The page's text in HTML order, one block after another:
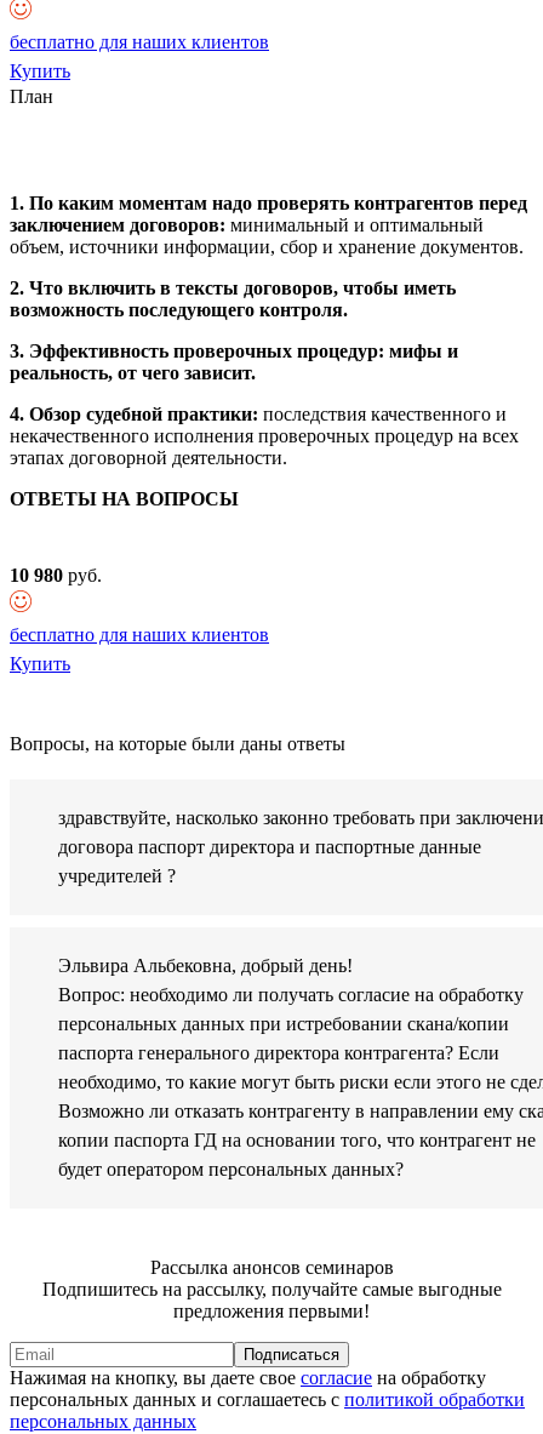
бесплатно для наших клиентов
Купить
План
1. По каким моментам надо проверять контрагентов перед
заключением договоров: минимальный и оптимальный
объем, источники информации, сбор и хранение документов.
2. Что включить в тексты договоров, чтобы иметь
возможность последующего контроля.
3. Эффективность проверочных процедур: мифы и
реальность, от чего зависит.
4. Обзор судебной практики: последствия качественного и
некачественного исполнения проверочных процедур на всех
этапах договорной деятельности.
ОТВЕТЫ НА ВОПРОСЫ
10 980 руб.
бесплатно для наших клиентов
Купить
Вопросы, на которые были даны ответы
здравствуйте, насколько законно требовать при
договора паспорт директора и паспортные данные
учредителей ?
Эльвира Альбековна, добрый день!
Вопрос: необходимо ли получать согласие на обработку
персональных данных при истребовании скана/копии
паспорта генерального директора контрагента? Если
необходимо, то какие могут быть риски если этого не
Возможно ли отказать контрагенту в направлении ему
копии паспорта ГД на основании того, что контрагент не
будет оператором персональных данных?
Рассылка анонсов семинаров
Подпишитесь на рассылку, получайте самые выгодные
предложения первыми!
Подписаться
Нажимая на кнопку, вы даете свое согласие на обработку
персональных данных и соглашаетесь с политикой обработки
персональных данных